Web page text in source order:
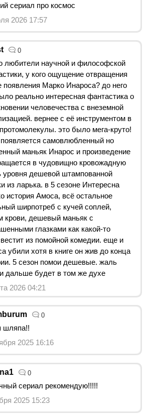
сериал про космос
2026 17:57
0
любители научной и философской
у кого ощущение отвращения
появления Марко Инароса? до него
реально интересная фантастика о
человечества с внеземной
вернее с её инструментом в
это было мега-круто!
появляется самовлюбленный но
маньяк Инарос и произведение
в чудовищно кровожадную
уровня дешевой штампованной
из ларька. в 5 сезоне Интересна
история Амоса, всё остальное
ширпотреб с кучей соплей,
крови, дешевый маньяк с
глазками как какой-то
из помойной комедии. еще и
убили хотя в книге он жив до конца
5 сезон помои дешевые. жаль
дальше будет в том же духе
2026 04:21
0
шляпа!!
2025 16:16
0
сериал рекомендую!!!!!
2025 15:23